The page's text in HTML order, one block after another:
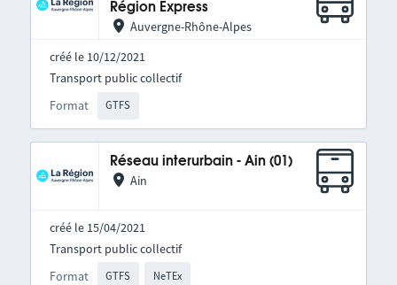
Région Express
Auvergne-Rhône-Alpes
créé le 10/12/2021
Format GTFS
Transport public collectif
Réseau interurbain - Ain (01)
Ain
créé le 15/04/2021
Format GTFS NeTEx
Transport public collectif